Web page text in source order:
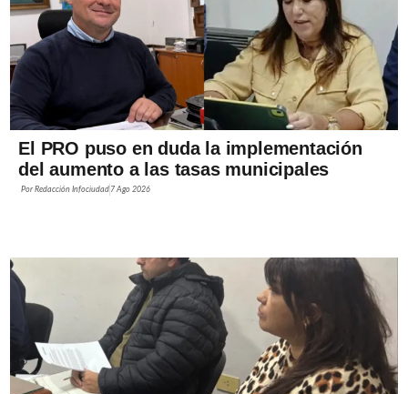
El PRO puso en duda la implementación
del aumento a las tasas municipales
PorRedacción Infociudad 7 Ago 2026